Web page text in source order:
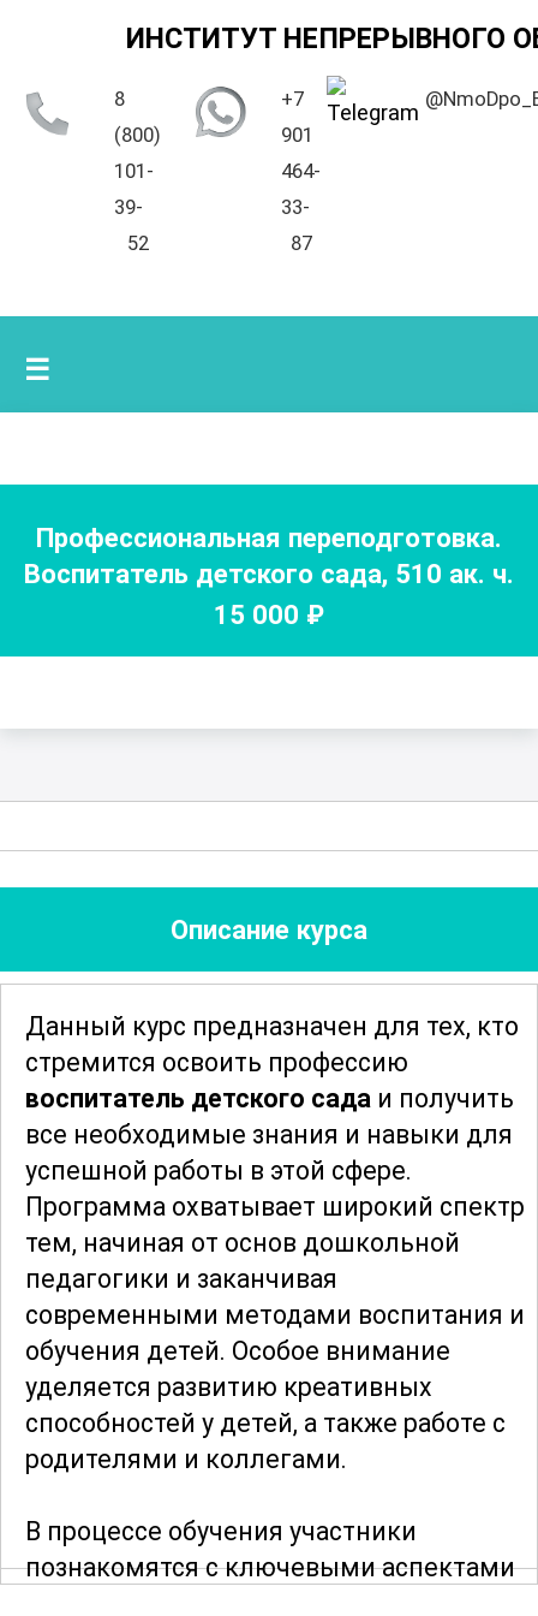
ИНСТИТУТ НЕПРЕРЫВНОГО
8
(800)
101-
39-
52
+7
901
464-
33-
87
☰
Профессиональная переподготовка.
Воспитатель детского сада, 510 ак. ч.
15 000 ₽
Описание курса
Данный курс предназначен для тех, кто
стремится освоить профессию
воспитатель детского сада и получить
все необходимые знания и навыки для
успешной работы в этой сфере.
Программа охватывает широкий спектр
тем, начиная от основ дошкольной
педагогики и заканчивая
современными методами воспитания и
обучения детей. Особое внимание
уделяется развитию креативных
способностей у детей, а также работе с
родителями и коллегами.
В процессе обучения участники
познакомятся с ключевыми аспектами